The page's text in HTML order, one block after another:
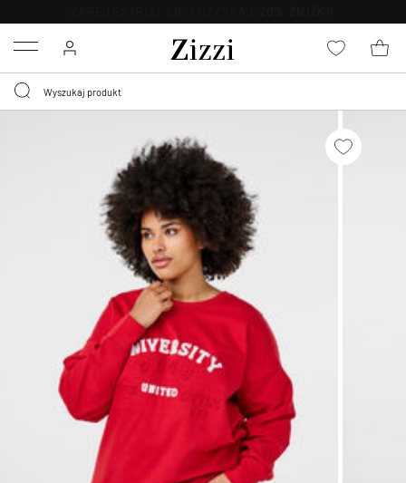
Menu